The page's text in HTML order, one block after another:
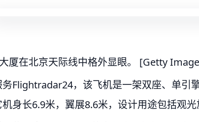
厦在北京天际线中格外显眼。 [Getty
Flightradar24，该飞机是一架双座、单引
身长6.9米，翼展8.6米，设计用途包括观光